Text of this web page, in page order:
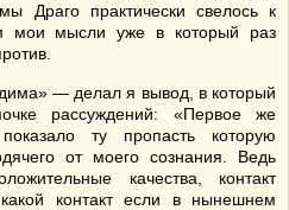
Драго практически свелось к
мои мысли уже в который раз
— делал я вывод, в который
рассуждений: «Первое же
ту пропасть которую
от моего сознания. Ведь
качества, контакт
контакт если в нынешнем